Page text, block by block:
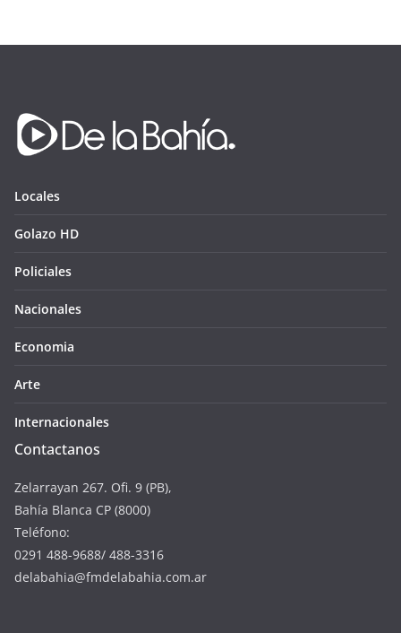
Locales
Golazo HD
Policiales
Nacionales
Economia
Arte
Internacionales
Contactanos
Zelarrayan 267. Ofi. 9 (PB),
Bahía Blanca CP (8000)
Teléfono:
0291 488-9688/ 488-3316
delabahia@fmdelabahia.com.ar